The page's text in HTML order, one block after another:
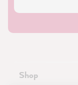
Shop